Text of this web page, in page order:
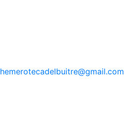
hemerotecadelbuitre@gmail.com